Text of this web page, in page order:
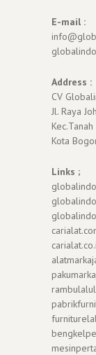
E-mail :
Address :
CV
Jl. Raya
Kota
Links ;